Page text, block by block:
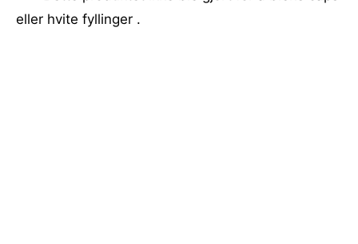
eller hvite fyllinger .